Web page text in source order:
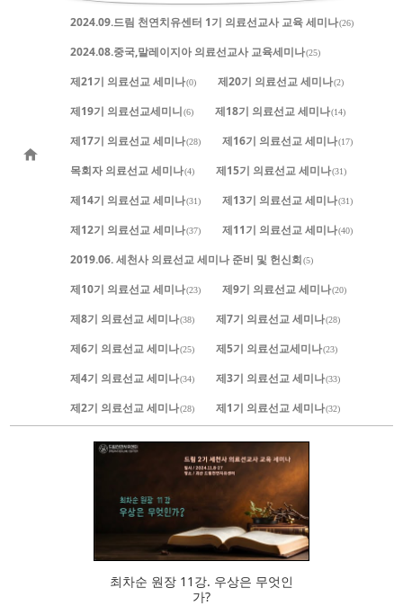
2024.09.드림 천연치유센터 1기 의료선교사 교육 세미나(26)
2024.08.중국,말레이지아 의료선교사 교육세미나(25)
제21기 의료선교 세미나(0) 제20기 의료선교 세미나(2)
제19기 의료선교세미니(6) 제18기 의료선교 세미나(14)
제17기 의료선교 세미나(28) 제16기 의료선교 세미나(17)
목회자 의료선교 세미나(4) 제15기 의료선교 세미나(31)
제14기 의료선교 세미나(31) 제13기 의료선교 세미나(31)
제12기 의료선교 세미나(37) 제11기 의료선교 세미나(40)
2019.06. 세천사 의료선교 세미나 준비 및 헌신회(5)
제10기 의료선교 세미나(23) 제9기 의료선교 세미나(20)
제8기 의료선교 세미나(38) 제7기 의료선교 세미나(28)
제6기 의료선교 세미나(25) 제5기 의료선교세미나(23)
제4기 의료선교 세미나(34) 제3기 의료선교 세미나(33)
제2기 의료선교 세미나(28) 제1기 의료선교 세미나(32)
485
최차순 원장 11강. 우상은 무엇인
가?